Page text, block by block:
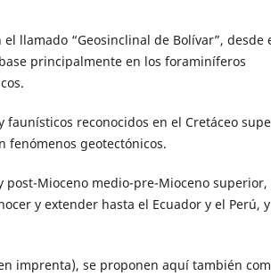
llamado “Geosinclinal de Bolívar”, desde
principalmente en los foraminíferos
reconocidos en el Cretáceo
fenómenos geotectónicos.
post-Mioceno medio-pre-Mioceno superior,
y extender hasta el Ecuador y el Perú,
imprenta), se proponen aquí también